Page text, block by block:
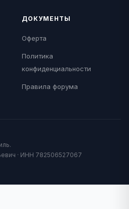
ДОКУМЕНТЫ
Оферта
Политика
конфиденциальности
Правила форума
· ИНН 782506527067